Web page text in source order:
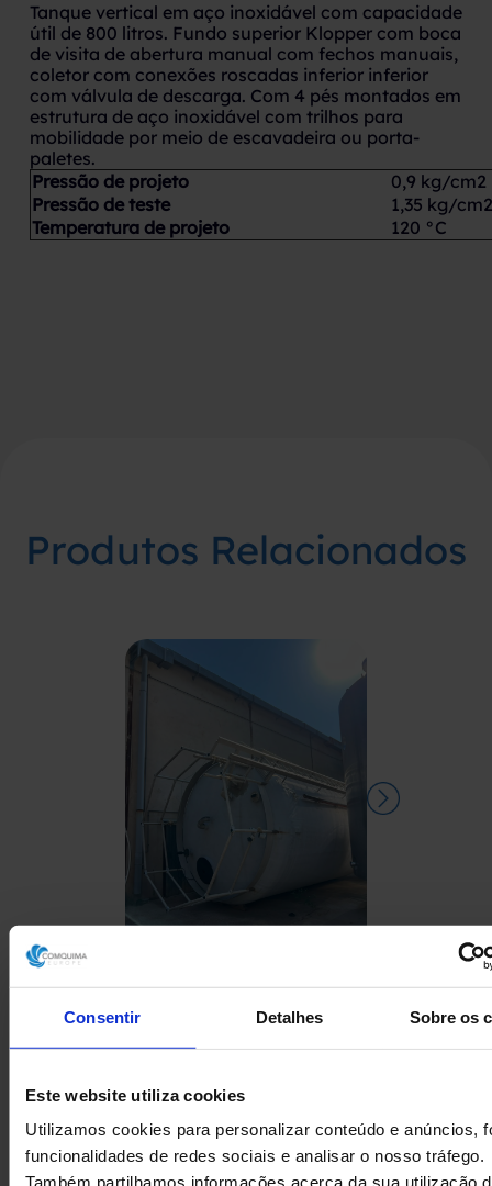
Consentir Detalhes Sobre os
Este website utiliza cookies
Utilizamos cookies para personalizar conteúdo e anúncios,
funcionalidades de redes sociais e analisar o nosso tráfego.
Também partilhamos informações acerca da sua utilização
Tanque vertical em aço inoxidável com capacidade
útil de 800 litros. Fundo superior Klopper com boca
de visita de abertura manual com fechos manuais,
coletor com conexões roscadas inferior inferior
com válvula de descarga. Com 4 pés montados em
estrutura de aço inoxidável com trilhos para
mobilidade por meio de escavadeira ou porta-
paletes.
Pressão de projeto
0,9 kg/cm2
Pressão de teste
1,35 kg/cm2
Temperatura de projeto
120 °C
Produtos Relacionados
DEPÓSITO EM FIBRA DE
VIDRO USADO